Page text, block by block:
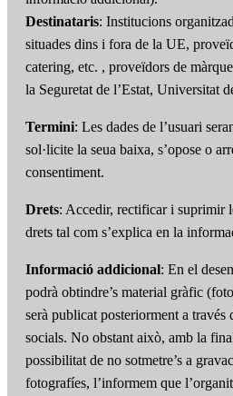
Destinataris: Institucions
situades dins i fora de la UE,
catering, etc. , proveïdors de
la Seguretat de l’Estat, Universitat
Termini: Les dades de l’usuari
sol·licite la seua baixa, s’opose o
consentiment.
Drets: Accedir, rectificar i suprimir
drets tal com s’explica en la
Informació addicional: En el
podrà obtindre’s material gràfic
serà publicat posteriorment a través
socials. No obstant això, amb la
possibilitat de no sotmetre’s a
fotografíes, l’informem que